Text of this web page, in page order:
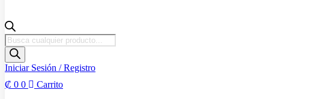
Búsqueda
de
productos
Iniciar Sesión / Registro
₡ 0 0 Carrito